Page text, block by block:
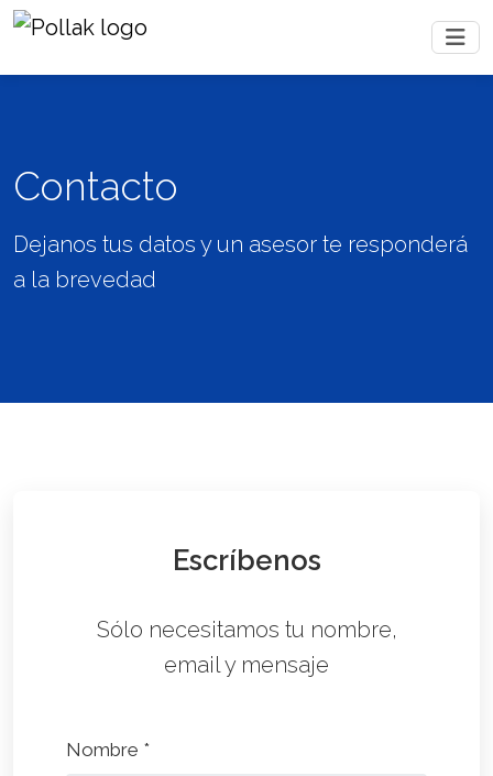
Contacto
Dejanos tus datos y un asesor te responderá
a la brevedad
Escríbenos
Sólo necesitamos tu nombre,
email y mensaje
Nombre *